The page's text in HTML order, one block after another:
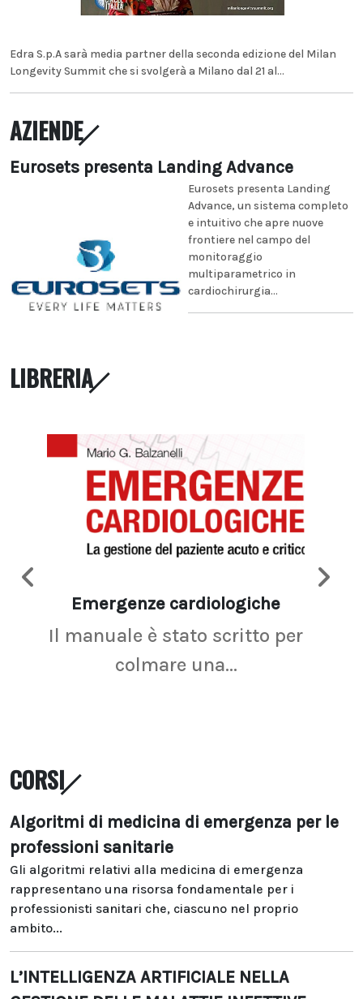
Edra S.p.A sarà media partner della seconda edizione del Milan
Longevity Summit che si svolgerà a Milano dal 21 al...
AZIENDE
Eurosets presenta Landing Advance
Eurosets presenta Landing
Advance, un sistema completo
e intuitivo che apre nuove
frontiere nel campo del
monitoraggio
multiparametrico in
cardiochirurgia...
LIBRERIA
Emergenze cardiologiche
Il manuale è stato scritto per
colmare una...
CORSI
Algoritmi di medicina di emergenza per le
professioni sanitarie
Gli algoritmi relativi alla medicina di emergenza
rappresentano una risorsa fondamentale per i
professionisti sanitari che, ciascuno nel proprio
ambito...
L’INTELLIGENZA ARTIFICIALE NELLA